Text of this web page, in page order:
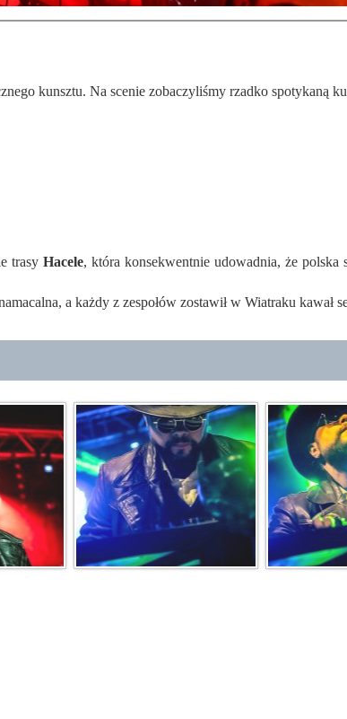
kunsztu. Na scenie zobaczyliśmy rzadko spotykaną
trasyHacele, która konsekwentnie udowadnia, że polska
a każdy z zespołów zostawił w Wiatraku kawał